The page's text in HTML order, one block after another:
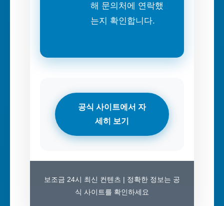
해 문의처에 연락했
는지 확인합니다.
공식 사이트에서 자
세히 보기
보조금 24시 최신 컨텐츠 | 정확한 정보는 공
식 사이트를 확인하세요